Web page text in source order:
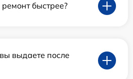
быстрее?
выдаете после